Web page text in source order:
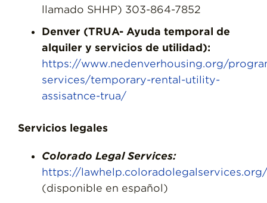
llamado SHHP) 303-864-7852
Denver (TRUA- Ayuda temporal de
alquiler y servicios de utilidad):
https://www.nedenverhousing.org/
services/temporary-rental-utility-
assisatnce-trua/
Servicios legales
Colorado Legal Services:
https://lawhelp.coloradolegalservices.org/
(disponible en español)